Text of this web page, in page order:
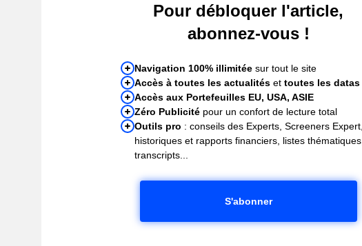
Pour débloquer l'article,
abonnez-vous !
Navigation 100% illimitée sur tout le site
Accès à toutes les actualités ettoutes les datas
Accès aux Portefeuilles EU, USA, ASIE
Zéro Publicité pour un confort de lecture total
Outils pro : conseils des Experts, Screeners Expert,
historiques et rapports financiers, listes thématiques,
transcripts...
S'abonner